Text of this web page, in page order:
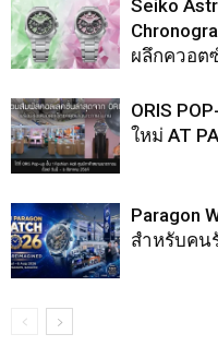
Seiko
ผลึกควอ
ORIS
ใหม่ AT
Paragon
สำหรับคน